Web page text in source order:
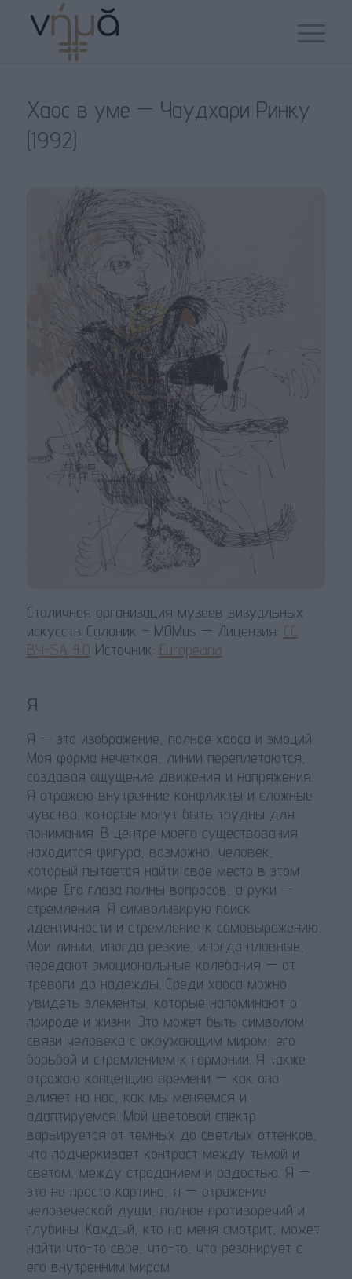
Хаос в уме — Чаудхари Ринку
(1992)
Столичная организация музеев визуальных
искусств Салоник – MOMus — Лицензия: CC
BY-SA 4.0 Источник: Europeana
я
Я — это изображение, полное хаоса и эмоций.
Моя форма нечеткая, линии переплетаются,
создавая ощущение движения и напряжения.
Я отражаю внутренние конфликты и сложные
чувства, которые могут быть трудны для
понимания. В центре моего существования
находится фигура, возможно, человек,
который пытается найти свое место в этом
мире. Его глаза полны вопросов, а руки —
стремления. Я символизирую поиск
идентичности и стремление к самовыражению.
Мои линии, иногда резкие, иногда плавные,
передают эмоциональные колебания — от
тревоги до надежды. Среди хаоса можно
увидеть элементы, которые напоминают о
природе и жизни. Это может быть символом
связи человека с окружающим миром, его
борьбой и стремлением к гармонии. Я также
отражаю концепцию времени — как оно
влияет на нас, как мы меняемся и
адаптируемся. Мой цветовой спектр
варьируется от темных до светлых оттенков,
что подчеркивает контраст между тьмой и
светом, между страданием и радостью. Я —
это не просто картина, я — отражение
человеческой души, полное противоречий и
глубины. Каждый, кто на меня смотрит, может
найти что-то свое, что-то, что резонирует с
его внутренним миром.